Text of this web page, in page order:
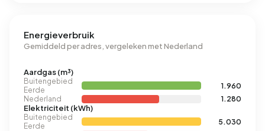
Energieverbruik
Gemiddeld per adres, vergeleken met Nederland
Aardgas (m³)
Buitengebied
Eerde
1.960
Nederland
1.280
Elektriciteit (kWh)
Buitengebied
Eerde
5.030